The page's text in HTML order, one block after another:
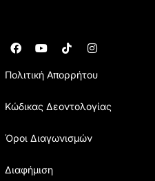
Πολιτική Απορρήτου
Κώδικας Δεοντολογίας
Όροι Διαγωνισμών
Διαφήμιση